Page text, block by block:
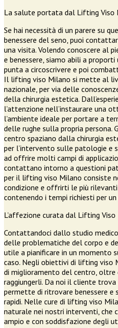
La salute portata dal Lifting Viso
Se hai necessità di un parere su
benessere del seno, puoi
una visita. Volendo conoscere al
e benessere, siamo abili a
punta a circoscrivere e poi
Il lifting viso Milano si mette al
nazionale, per via delle
della chirurgia estetica.
l’attenzione nell’instaurare una
l’ambiente ideale per portare a
delle rughe sulla propria persona.
centro spaziano dalla chirurgia
per l’intervento sulle patologie e
ad offrire molti campi di
contattano intorno a questioni
per il lifting viso Milano consiste
condizione e offrirti le più rilevanti
contenendo i tempi richiesti per
L’affezione curata dal Lifting Viso
Contattandoci dallo studio
delle problematiche del corpo e
utile a pianificare in un momento
caso. Negli obiettivi di lifting viso
di miglioramento del centro, oltre
raggiungerli. Da noi il cliente trova
permette di ritrovare benessere e
rapidi. Nelle cure di lifting viso
naturale nei nostri interventi, che
ampio e con soddisfazione degli